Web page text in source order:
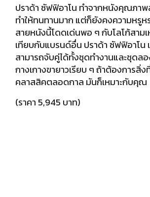
ปราด้า ซัฟฟิอาโน ทำจากหนังคุณภา
ทำให้ทนทานมาก แต่ก็ยังคงความหรูห
สายหนังนี้โดดเด่นพอ ๆ กับโลโก้สามเ
เทียบกับแบรนด์อื่น ปราด้า ซัฟฟิอาโน
สามารถจับคู่ได้ทั้งชุดทำงานและชุดล
กางเกางขายาวเรียบ ๆ ถ้าต้องการสิ่
คลาสสิคตลอดกาล มันก็เหมาะกับคุณ
(ราคา 5,945 บาท)